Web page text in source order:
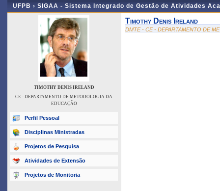
UFPB › SIGAA - Sistema Integrado de Gestão de Atividades
TIMOTHY DENIS IRELAND
CE - DEPARTAMENTO DE METODOLOGIA DA
EDUCAÇÃO
Perfil Pessoal
Disciplinas Ministradas
Projetos de Pesquisa
Atividades de Extensão
Projetos de Monitoria
Timothy Denis Ireland
DMTE - CE - DEPARTAMENTO DE